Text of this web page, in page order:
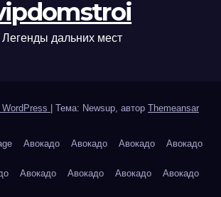
Легенды дальних мест
Тема: Newsup, автор Themeansar
Авокадо Авокадо Авокадо Авокадо
Авокадо Авокадо Авокадо Авокадо